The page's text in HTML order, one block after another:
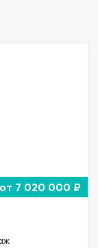
от 7 020 000 ₽